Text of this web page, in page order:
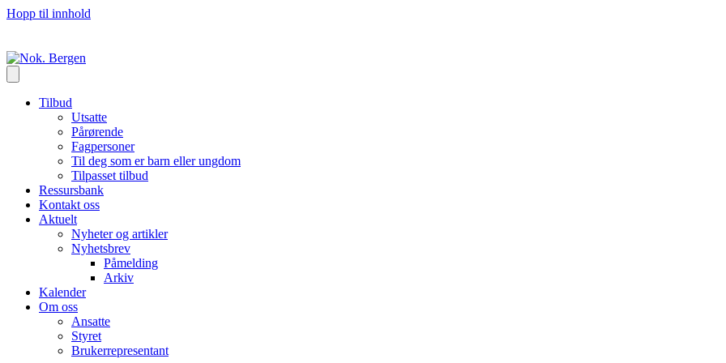
Hopp til innhold
Tilbud
Utsatte
Pårørende
Fagpersoner
Til deg som er barn eller ungdom
Tilpasset tilbud
Ressursbank
Kontakt oss
Aktuelt
Nyheter og artikler
Nyhetsbrev
Påmelding
Arkiv
Kalender
Om oss
Ansatte
Styret
Brukerrepresentant